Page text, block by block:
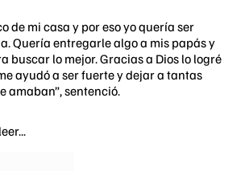
de mi casa y por eso yo quería ser
Quería entregarle algo a mis papás y
buscar lo mejor. Gracias a Dios lo logré
ayudó a ser fuerte y dejar a tantas
amaban”, sentenció.